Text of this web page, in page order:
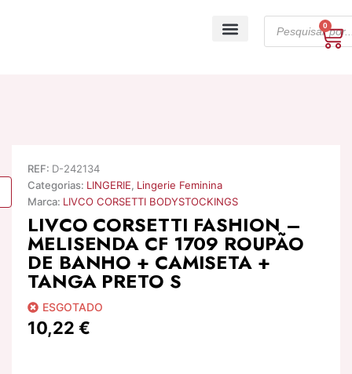
search
0
REF: D-242134
Categorias: LINGERIE, Lingerie Feminina
Marca: LIVCO CORSETTI BODYSTOCKINGS
LIVCO CORSETTI FASHION –
MELISENDA CF 1709 ROUPÃO
DE BANHO + CAMISETA +
TANGA PRETO S
ESGOTADO
10,22 €